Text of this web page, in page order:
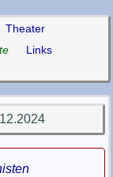
Theater
Links